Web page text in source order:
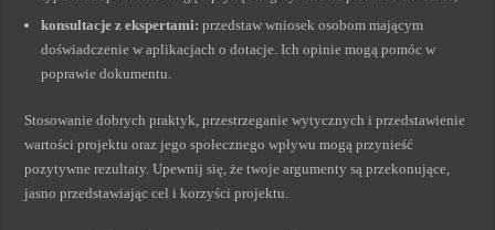
konsultacje z ekspertami: przedstaw wniosek osobom mającym
doświadczenie w aplikacjach o dotacje. Ich opinie mogą pomóc w
poprawie dokumentu.
Stosowanie dobrych praktyk, przestrzeganie wytycznych i przedstawienie
wartości projektu oraz jego społecznego wpływu mogą przynieść
pozytywne rezultaty. Upewnij się, że twoje argumenty są przekonujące,
jasno przedstawiając cel i korzyści projektu.